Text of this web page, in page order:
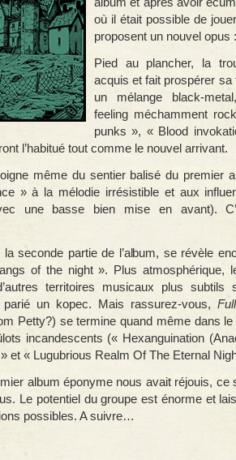
où il était possible de
proposent un nouvel opus
Pied au plancher, la
acquis et fait prospérer sa
un mélange black-
feeling méchamment
punks », « Blood
l’habitué tout comme le nouvel arrivant.
même du sentier balisé du premier
» à la mélodie irrésistible et aux
une basse bien mise en avant).
seconde partie de l’album, se révèle
of the night ». Plus atmosphérique,
territoires musicaux plus subtils
parié un kopec. Mais rassurez-vous,
Petty?) se termine quand même dans
incandescents (« Hexanguination
et « Lugubrious Realm Of The Eternal
album éponyme nous avait réjouis, ce
Le potentiel du groupe est énorme et
possibles. A suivre…